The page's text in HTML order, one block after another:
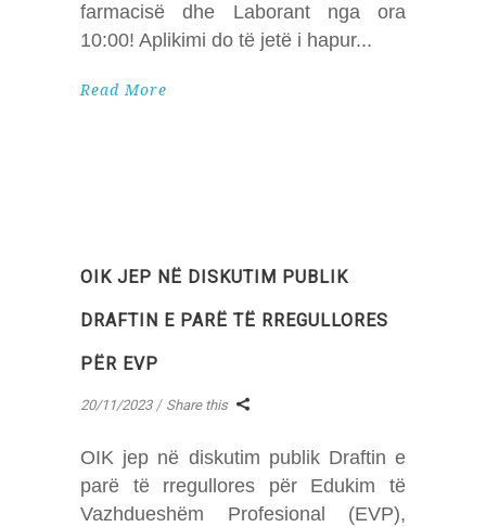
farmacisë dhe Laborant nga ora
10:00! Aplikimi do të jetë i hapur
Read More
OIK JEP NË DISKUTIM PUBLIK
DRAFTIN E PARË TË RREGULLORES
PËR EVP
20/11/2023 Share this
OIK jep në diskutim publik Draftin e
parë të rregullores për Edukim të
Vazhdueshëm Profesional (EVP),